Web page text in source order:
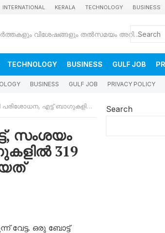
INTERNATIONAL KERALA TECHNOLOGY BUSINESS
കുവൈറ്റിലെ വാർത്തകളും വിശേഷങ്ങളും തൽസമയം അറിയാൻ
TECHNOLOGY BUSINESS GULF JOB
BUSINESS GULF JOB PRIVACY POLICY
കണ്ടെത്തിയത് കോടികളുടെ മയക്കുമരുന്ന്
സംശയം
319
വേട്ട. ഒരു ബോട്ട്
Search